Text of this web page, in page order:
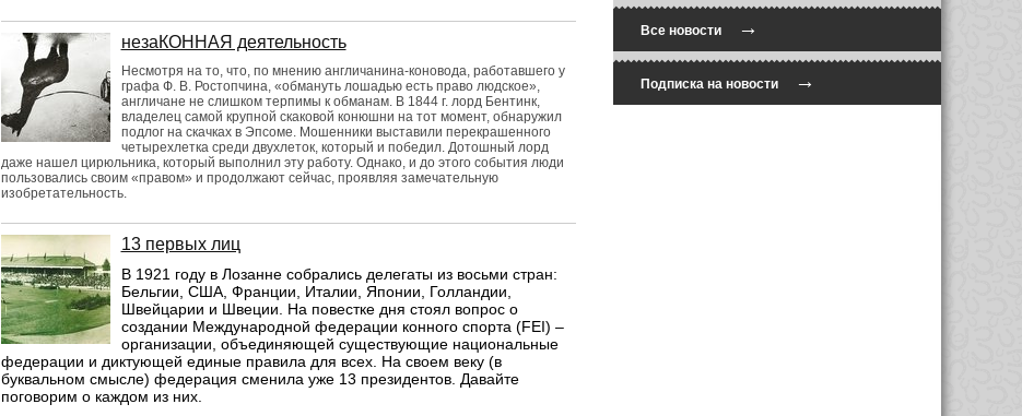
незаКОННАЯ деятельность
Несмотря на то, что, по мнению англичанина-коновода, работавшего у
графа Ф. В. Ростопчина, «обмануть лошадью есть право людское»,
англичане не слишком терпимы к обманам. В 1844 г. лорд Бентинк,
владелец самой крупной скаковой конюшни на тот момент, обнаружил
подлог на скачках в Эпсоме. Мошенники выставили перекрашенного
четырехлетка среди двухлеток, который и победил. Дотошный лорд
даже нашел цирюльника, который выполнил эту работу. Однако, и до этого события люди
пользовались своим «правом» и продолжают сейчас, проявляя замечательную
изобретательность.
13 первых лиц
В 1921 году в Лозанне собрались делегаты из восьми стран:
Бельгии, США, Франции, Италии, Японии, Голландии,
Швейцарии и Швеции. На повестке дня стоял вопрос о
создании Международной федерации конного спорта (FEI) –
организации, объединяющей существующие национальные
федерации и диктующей единые правила для всех. На своем веку (в
буквальном смысле) федерация сменила уже 13 президентов. Давайте
поговорим о каждом из них.
Все новости→
Подписка на новости→